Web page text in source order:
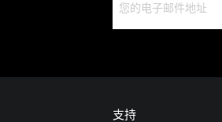
支持